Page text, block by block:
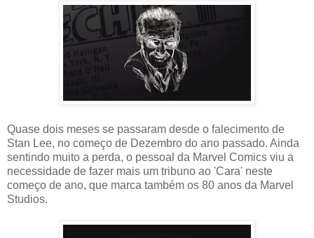
Quase dois meses se passaram desde o falecimento de
Stan Lee, no começo de Dezembro do ano passado. Ainda
sentindo muito a perda, o pessoal da Marvel Comics viu a
necessidade de fazer mais um tribuno ao 'Cara' neste
começo de ano, que marca também os 80 anos da Marvel
Studios.